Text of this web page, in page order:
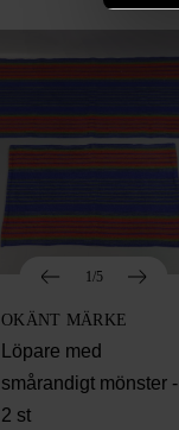
1/5
OKÄNT MÄRKE
Löpare med
smårandigt mönster -
2 st